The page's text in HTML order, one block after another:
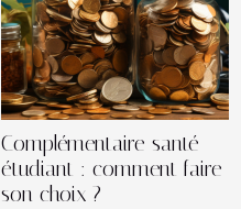
Complémentaire santé
étudiant : comment faire
son choix ?